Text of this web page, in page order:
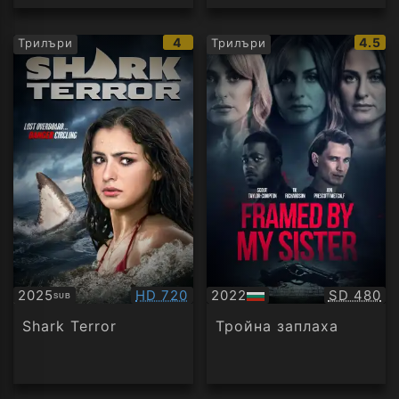
Трилъри
IMDb
рейтинг:
4
2025SUB
Субтитри Качество:
HD 720
Shark Terror
Трилъри
IMDb
4.5
2022
БГ
аудио
SD 480
Тройна заплаха